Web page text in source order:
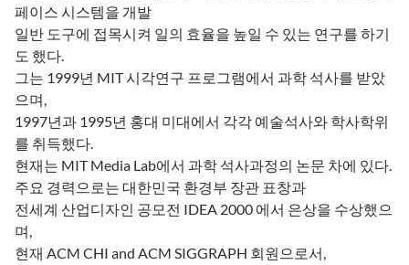
페이스 시스템을 개발
일반 도구에 접목시켜 일의 효율을 높일 수 있는 연구를 하기
도 했다.
그는 1999년 MIT 시각연구 프로그램에서 과학 석사를 받았
으며,
1997년과 1995년 홍대 미대에서 각각 예술석사와 학사학위
를 취득했다.
현재는 MIT Media Lab에서 과학 석사과정의 논문 차에 있다.
주요 경력으로는 대한민국 환경부 장관 표창과
전세계 산업디자인 공모전 IDEA 2000 에서 은상을 수상했으
며,
현재 ACM CHI and ACM SIGGRAPH 회원으로서,